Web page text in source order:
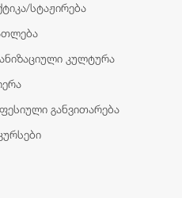
სტაჟირება
კულტურა
განვითარება